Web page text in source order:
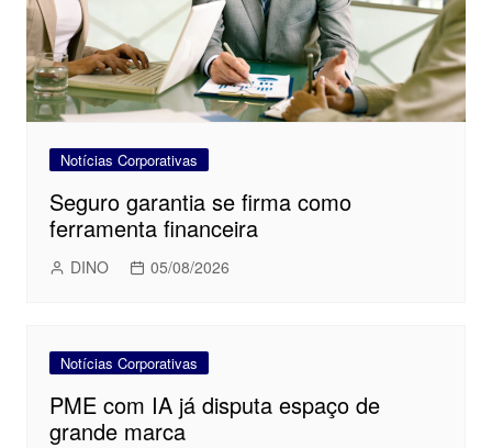
Notícias Corporativas
Seguro garantia se firma como
ferramenta financeira
DINO 05/08/2026
Notícias Corporativas
PME com IA já disputa espaço de
grande marca